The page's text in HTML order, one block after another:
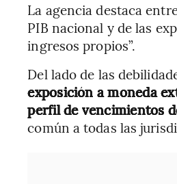
La agencia destaca
PIB nacional y de las
ingresos propios”.
Del lado de las
exposición a moneda
perfil de vencimientos
común a todas las